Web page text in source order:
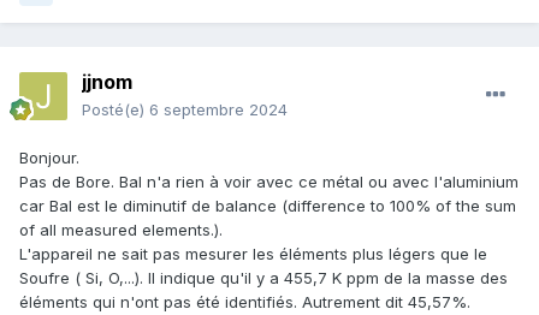
jjnom
Posté(e) 6 septembre 2024
Bonjour.
Pas de Bore. Bal n'a rien à voir avec ce métal ou avec l'aluminium
car Bal est le diminutif de balance (difference to 100% of the sum
of all measured elements.).
L'appareil ne sait pas mesurer les éléments plus légers que le
Soufre ( Si, O,...). Il indique qu'il y a 455,7 K ppm de la masse des
éléments qui n'ont pas été identifiés. Autrement dit 45,57%.